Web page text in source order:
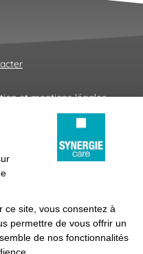
et mentions légales
cookies